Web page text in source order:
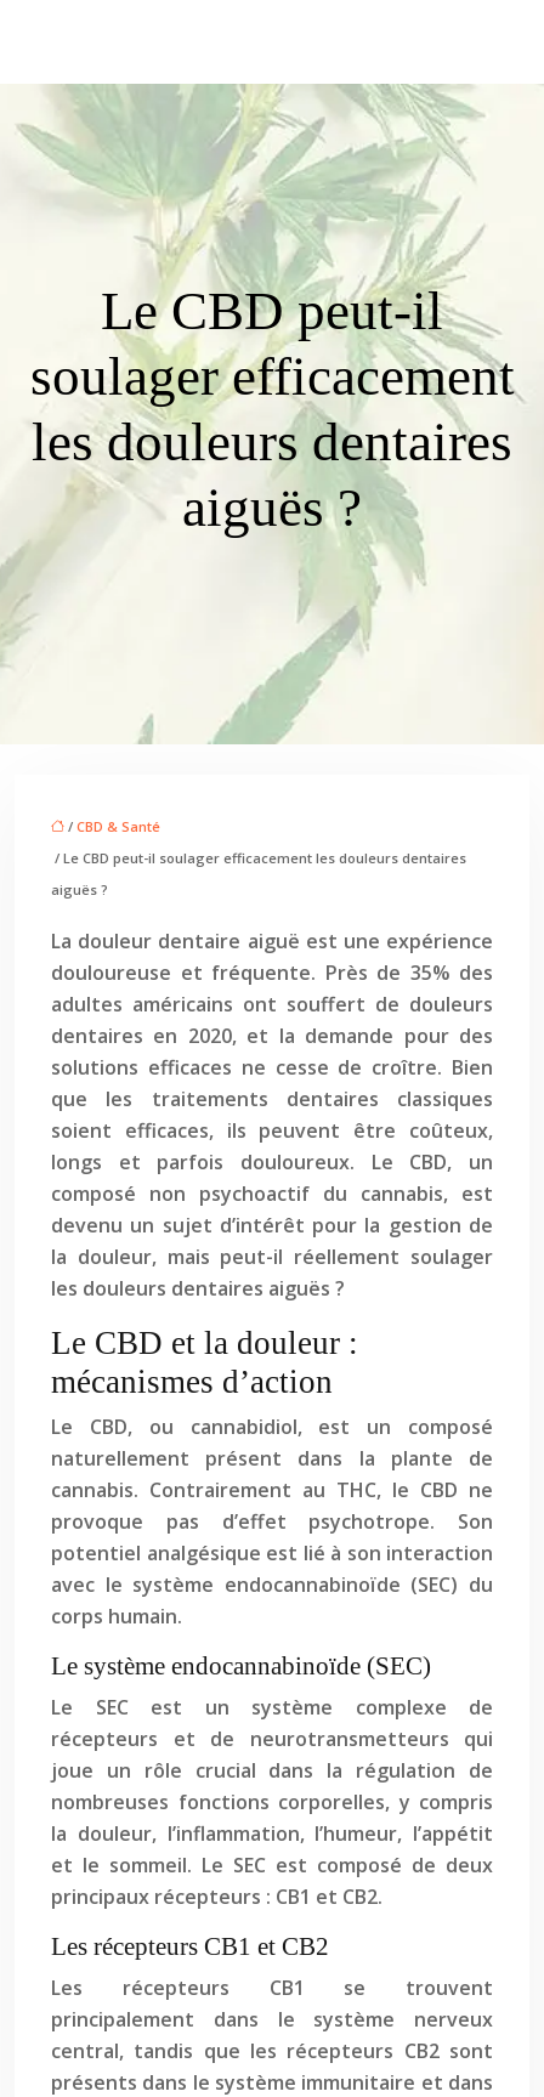
Le CBD peut-il
soulager efficacement
les douleurs dentaires
aiguës ?
/ CBD & Santé
/ Le CBD peut-il soulager efficacement les douleurs dentaires
aiguës ?
La douleur dentaire aiguë est une expérience
douloureuse et fréquente. Près de 35% des
adultes américains ont souffert de douleurs
dentaires en 2020, et la demande pour des
solutions efficaces ne cesse de croître. Bien
que les traitements dentaires classiques
soient efficaces, ils peuvent être coûteux,
longs et parfois douloureux. Le CBD, un
composé non psychoactif du cannabis, est
devenu un sujet d’intérêt pour la gestion de
la douleur, mais peut-il réellement soulager
les douleurs dentaires aiguës ?
Le CBD et la douleur :
mécanismes d’action
Le CBD, ou cannabidiol, est un composé
naturellement présent dans la plante de
cannabis. Contrairement au THC, le CBD ne
provoque pas d’effet psychotrope. Son
potentiel analgésique est lié à son interaction
avec le système endocannabinoïde (SEC) du
corps humain.
Le système endocannabinoïde (SEC)
Le SEC est un système complexe de
récepteurs et de neurotransmetteurs qui
joue un rôle crucial dans la régulation de
nombreuses fonctions corporelles, y compris
la douleur, l’inflammation, l’humeur, l’appétit
et le sommeil. Le SEC est composé de deux
principaux récepteurs : CB1 et CB2.
Les récepteurs CB1 et CB2
Les récepteurs CB1 se trouvent
principalement dans le système nerveux
central, tandis que les récepteurs CB2 sont
présents dans le système immunitaire et dans